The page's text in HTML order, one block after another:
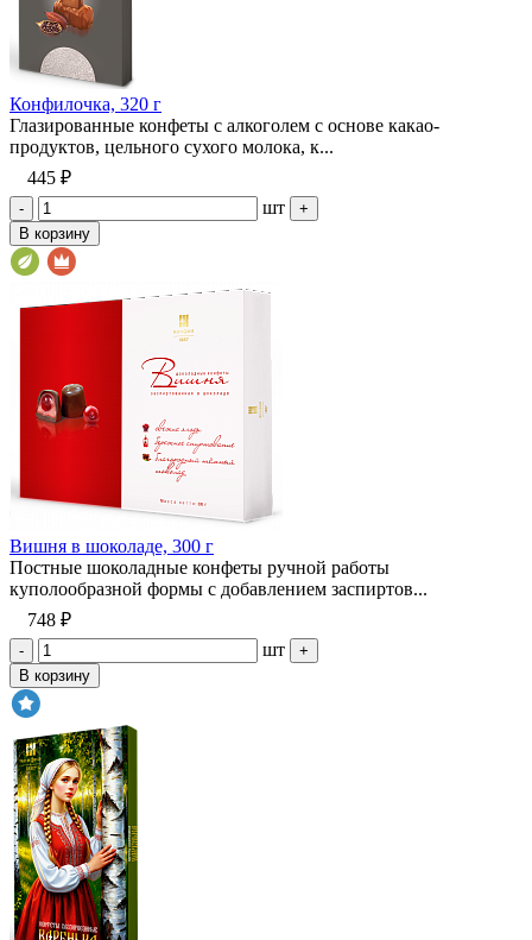
Конфилочка, 320 г
Глазированные конфеты с алкоголем с основе какао-
продуктов, цельного сухого молока, к...
445 ₽
- шт
+
В корзину
Вишня в шоколаде, 300 г
Постные шоколадные конфеты ручной работы
куполообразной формы с добавлением заспиртов...
748 ₽
- шт
+
В корзину